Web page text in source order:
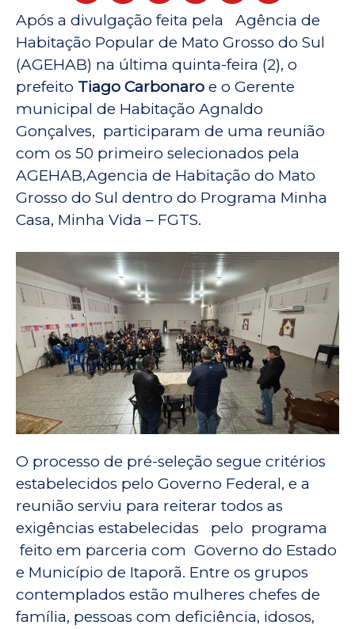
Após a divulgação feita pela Agência de
Habitação Popular de Mato Grosso do Sul
(AGEHAB) na última quinta-feira (2), o
prefeito Tiago Carbonaro e o Gerente
municipal de Habitação Agnaldo
Gonçalves, participaram de uma reunião
com os 50 primeiro selecionados pela
AGEHAB,Agencia de Habitação do Mato
Grosso do Sul dentro do Programa Minha
Casa, Minha Vida – FGTS.
O processo de pré-seleção segue critérios
estabelecidos pelo Governo Federal, e a
reunião serviu para reiterar todos as
exigências estabelecidas pelo programa
feito em parceria com Governo do Estado
e Município de Itaporã. Entre os grupos
contemplados estão mulheres chefes de
família, pessoas com deficiência, idosos,